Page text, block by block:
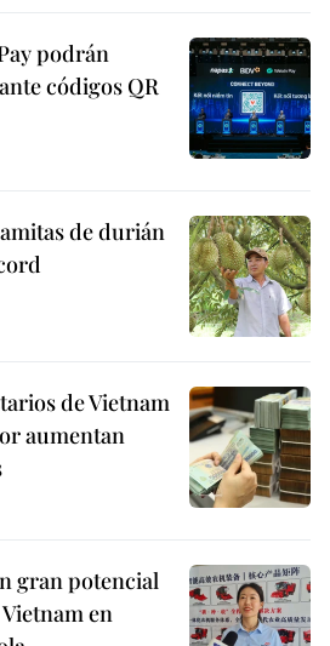
podrán
códigos QR
de durián
de Vietnam
aumentan
gran potencial
en